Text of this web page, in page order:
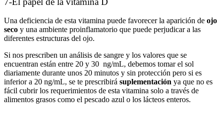
Una deficiencia de esta vitamina puede favorecer la aparición de ojo
seco y una ambiente proinflamatorio que puede perjudicar a las
diferentes estructuras del ojo.
Si nos prescriben un análisis de sangre y los valores que se
encuentran están entre 20 y 30 ng/mL, debemos tomar el sol
diariamente durante unos 20 minutos y sin protección pero si es
inferior a 20 ng/mL, se te prescribirá suplementación ya que no es
fácil cubrir los requerimientos de esta vitamina solo a través de
alimentos grasos como el pescado azul o los lácteos enteros.